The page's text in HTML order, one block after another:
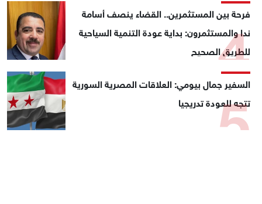
4
فرحة بين المستثمرين.. القضاء ينصف أسامة
ندا والمستثمرون: بداية عودة التنمية السياحية
للطريق الصحيح
5
السفير جمال بيومي: العلاقات المصرية السورية
تتجه للعودة تدريجيا